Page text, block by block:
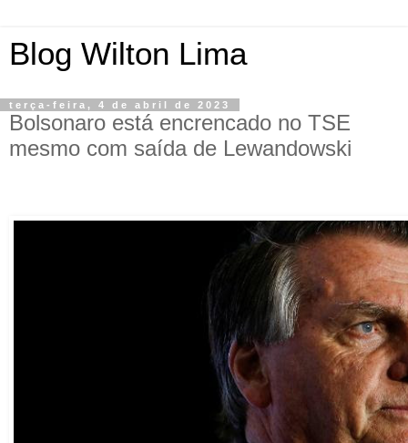
Blog Wilton Lima
terça-feira, 4 de abril de 2023
Bolsonaro está encrencado no TSE
mesmo com saída de Lewandowski